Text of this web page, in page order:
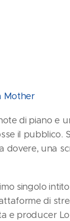
Mother
di piano e
il pubblico.
dovere, una
singolo
di
e producer